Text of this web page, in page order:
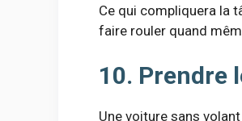
Ce qui compliquera la
faire rouler quand
10. Prendre
Une voiture sans